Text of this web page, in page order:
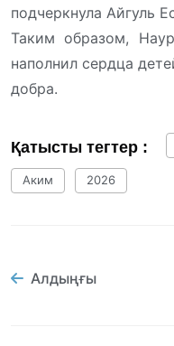
подчеркнула Айгуль
Таким образом,
наполнил сердца
добра.
Қатысты тегтер :
Аким 2026
Алдыңғы